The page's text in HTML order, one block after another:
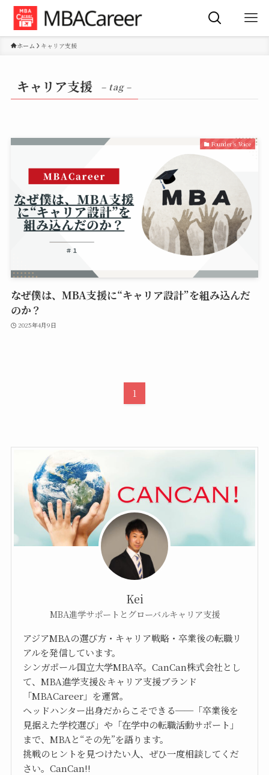
ホーム キャリア支援
キャリア支援 – tag –
Founder’s Voice
なぜ僕は、MBA支援に“キャリア設計”を組み込んだ
のか？
2025年4月9日
1
Kei
MBA進学サポートとグローバルキャリア支援
アジアMBAの選び方・キャリア戦略・卒業後の転職リ
アルを発信しています。
シンガポール国立大学MBA卒。CanCan株式会社とし
て、MBA進学支援＆キャリア支援ブランド
「MBACareer」を運営。
ヘッドハンター出身だからこそできる──「卒業後を
見据えた学校選び」や「在学中の転職活動サポート」
まで、MBAと“その先”を語ります。
挑戦のヒントを見つけたい人、ぜひ一度相談してくだ
さい。CanCan!!